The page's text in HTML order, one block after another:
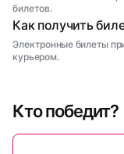
билетов.
Как получить
Электронные билеты
курьером.
Кто победит?